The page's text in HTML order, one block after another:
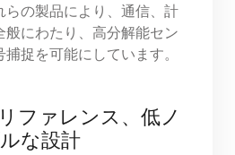
らの製品により、通信、計
にわたり、高分解能セン
捉を可能にしています。
ファレンス、低ノ
な設計